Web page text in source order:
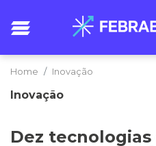
Home Inovação
Inovação
Dez